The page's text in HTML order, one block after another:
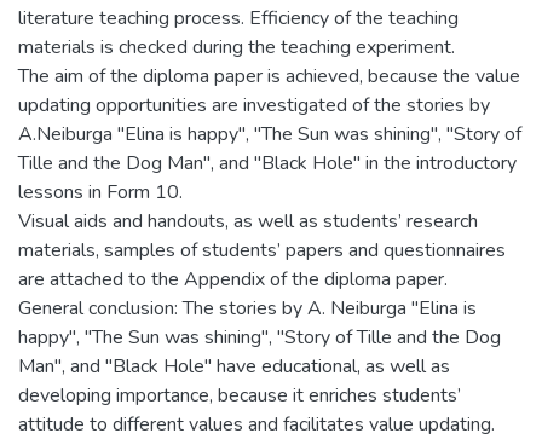
literature teaching process. Efficiency of the teaching
materials is checked during the teaching experiment.
The aim of the diploma paper is achieved, because the value
updating opportunities are investigated of the stories by
A.Neiburga "Elina is happy", "The Sun was shining", "Story of
Tille and the Dog Man", and "Black Hole" in the introductory
lessons in Form 10.
Visual aids and handouts, as well as students’ research
materials, samples of students’ papers and questionnaires
are attached to the Appendix of the diploma paper.
General conclusion: The stories by A. Neiburga "Elina is
happy", "The Sun was shining", "Story of Tille and the Dog
Man", and "Black Hole" have educational, as well as
developing importance, because it enriches students’
attitude to different values and facilitates value updating.